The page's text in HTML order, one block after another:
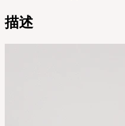
描述